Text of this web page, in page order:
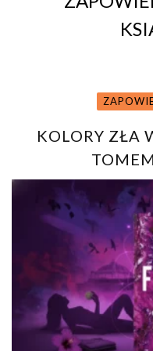
KOLORY ZŁA